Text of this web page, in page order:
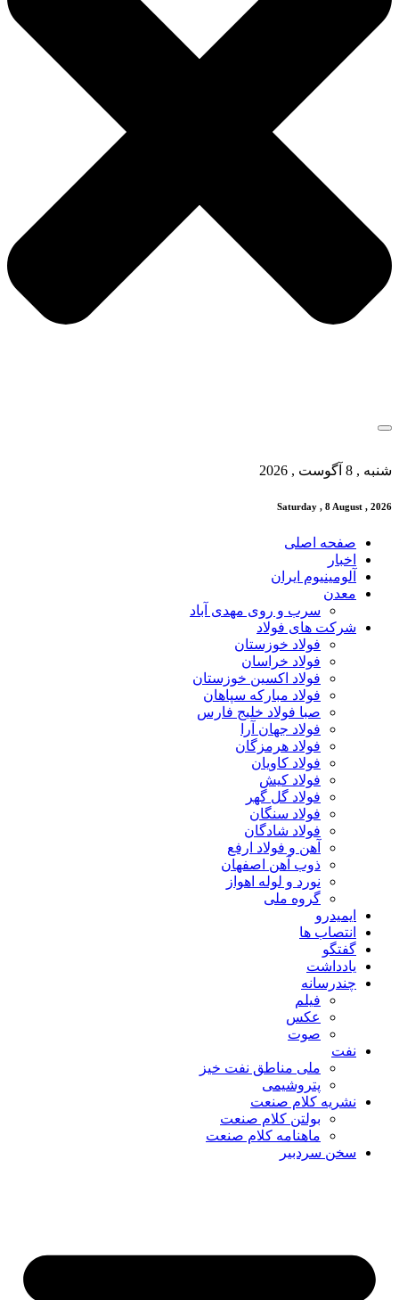
شنبه , 8 آگوست , 2026
Saturday , 8 August , 2026
صفحه اصلی
اخبار
آلومینیوم ایران
معدن
سرب و روی مهدی آباد
شرکت های فولاد
فولاد خوزستان
فولاد خراسان
فولاد اکسین خوزستان
فولاد مبارکه سپاهان
صبا فولاد خلیج فارس
فولاد جهان آرا
فولاد هرمزگان
فولاد کاویان
فولاد کیش
فولاد گل گهر
فولاد سنگان
فولاد شادگان
آهن و فولاد ارفع
ذوب آهن اصفهان
نورد و لوله اهواز
گروه ملی
ایمیدرو
انتصاب ها
گفتگو
یادداشت
چندرسانه
فیلم
عکس
صوت
نفت
ملی مناطق نفت خیز
پتروشیمی
نشریه کلام صنعت
بولتن کلام صنعت
ماهنامه کلام صنعت
سخن سردبیر